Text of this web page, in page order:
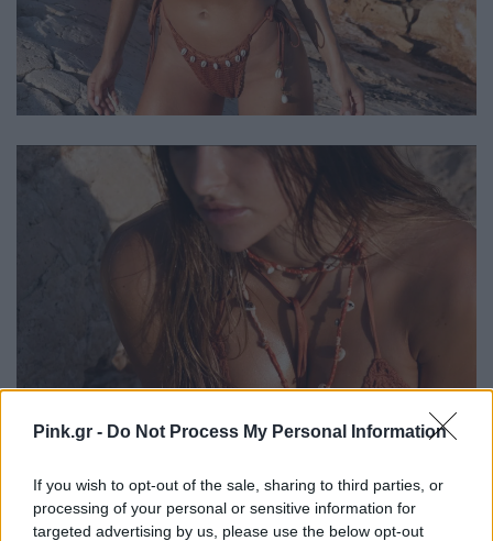
Pink.gr - Do Not Process My Personal Information
If you wish to opt-out of the sale, sharing to third parties, or
processing of your personal or sensitive information for
targeted advertising by us, please use the below opt-out